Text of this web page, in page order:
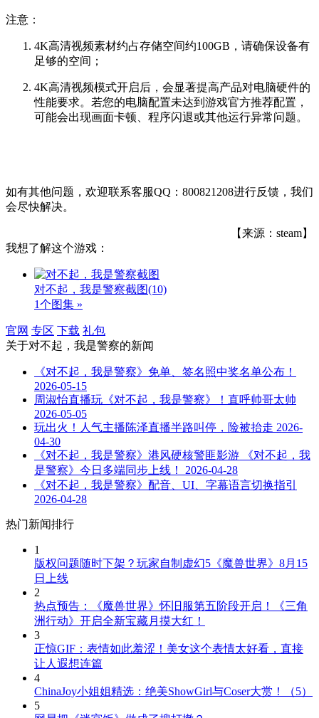
注意：
4K高清视频素材约占存储空间约100GB，请确保设备有
足够的空间；
4K高清视频模式开启后，会显著提高产品对电脑硬件的
性能要求。若您的电脑配置未达到游戏官方推荐配置，
可能会出现画面卡顿、程序闪退或其他运行异常问题。
如有其他问题，欢迎联系客服QQ：800821208进行反馈，我们
会尽快解决。
【来源：steam】
我想了解这个游戏：
对不起，我是警察截图(10)
1个图集 »
官网 专区 下载 礼包
关于对不起，我是警察的新闻
《对不起，我是警察》免单、签名照中奖名单公布！
2026-05-15
周淑怡直播玩《对不起，我是警察》！直呼帅哥太帅
2026-05-05
玩出火！人气主播陈泽直播半路叫停，险被抬走 2026-
04-30
《对不起，我是警察》港风硬核警匪影游 《对不起，我
是警察》今日多端同步上线！
2026-04-28
《对不起，我是警察》配音、UI、字幕语言切换指引
2026-04-28
热门新闻排行
1
版权问题随时下架？玩家自制虚幻5《魔兽世界》8月15
日上线
2
热点预告：《魔兽世界》怀旧服第五阶段开启！《三角
洲行动》开启全新宝藏月摸大红！
3
正惊GIF：表情如此羞涩！美女这个表情太好看，直接
让人遐想连篇
4
ChinaJoy小姐姐精选：绝美ShowGirl与Coser大赏！（5）
5